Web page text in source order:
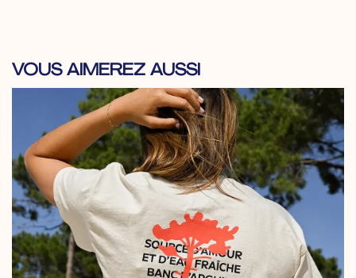
VOUS AIMEREZ AUSSI